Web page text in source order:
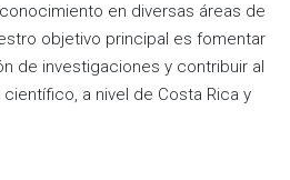
en diversas áreas de
objetivo principal es fomentar
de investigaciones y contribuir al
a nivel de Costa Rica y